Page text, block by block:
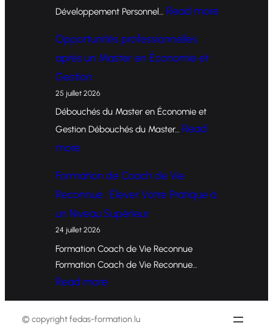
Développement Personnel… Read more:
Opportunités professionnelles
après un Master en Économie et
Gestion
25 juillet 2026
Débouchés du Master en Économie et
Gestion Débouchés du Master… Read
more:
t
u
n
i
Formation de Coach de Vie
Reconnue : Élever Votre Pratique à
un Niveau Supérieur
24 juillet 2026
Formation Coach de Vie Reconnue
Formation Coach de Vie Reconnue…
Read more:
F
o
© copyright fedas-formation.lu